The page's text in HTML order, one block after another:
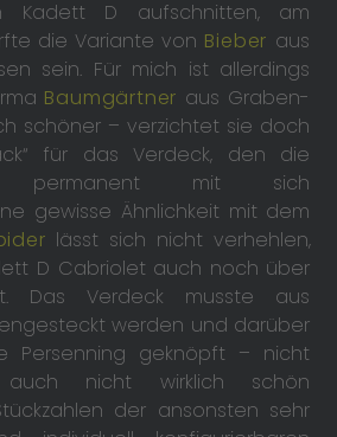
Kadett D aufschnitten, am
die Variante von Bieber aus
sein. Für mich ist allerdings
Baumgärtner aus Graben-
schöner – verzichtet sie doch
für das Verdeck, den die
permanent mit sich
gewisse Ähnlichkeit mit dem
lässt sich nicht verhehlen,
D Cabriolet auch noch über
Das Verdeck musste aus
werden und darüber
Persenning geknöpft – nicht
nicht wirklich schön
der ansonsten sehr